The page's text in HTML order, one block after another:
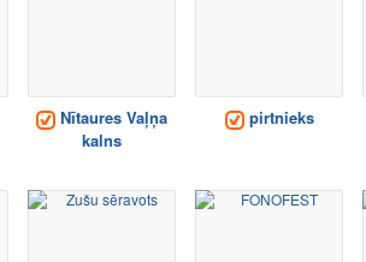
Nītaures Vaļņa
kalns
pirtnieks